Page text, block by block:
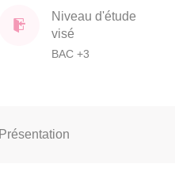
Niveau d'étude
visé
BAC +3
Présentation